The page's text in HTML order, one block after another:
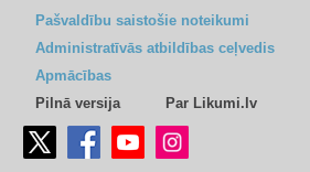
Pašvaldību saistošie noteikumi
Administratīvās atbildības ceļvedis
Apmācības
Pilnā versija
Par Likumi.lv